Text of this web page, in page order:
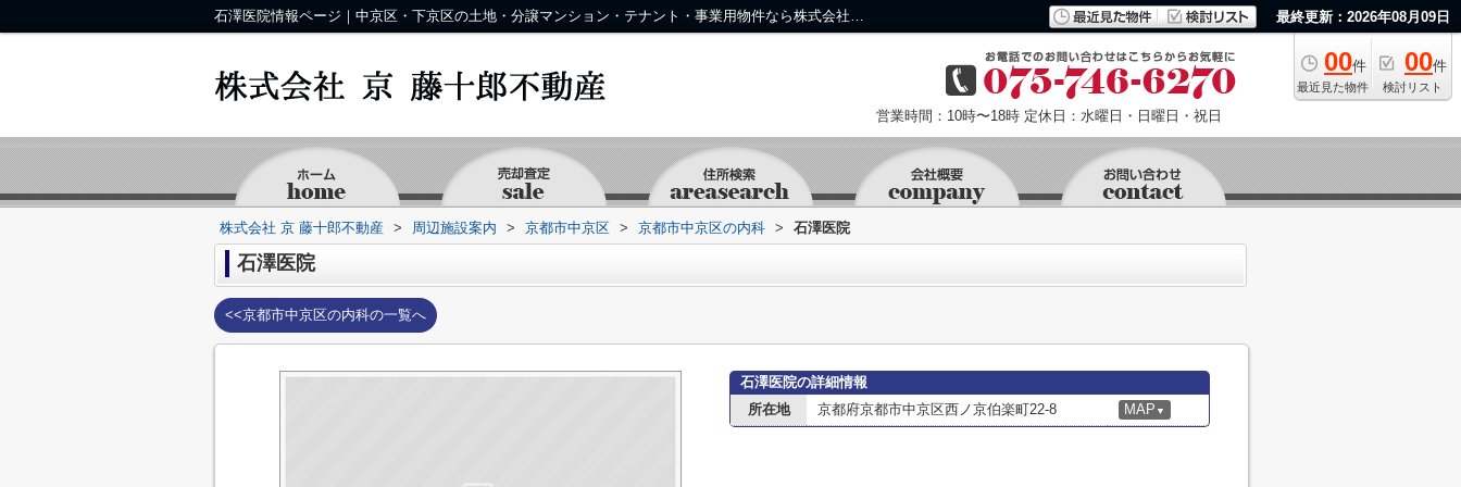
石澤医院情報ページ｜中京区・下京区の土地・分譲マンション・テナント・事業用物件なら株式会社 京 藤十郎不動産 最終更新：2026年08月09日
00件
最近見た物件
00件
検討リスト
営業時間：10時〜18時 定休日：水曜日・日曜日・祝日
株式会社 京 藤十郎不動産 > 周辺施設案内 > 京都市中京区 > 京都市中京区の内科 > 石澤医院
石澤医院
<<京都市中京区の内科の一覧へ
石澤医院の詳細情報
所在地
京都府京都市中京区西ノ京伯楽町22-8 MAP ▼